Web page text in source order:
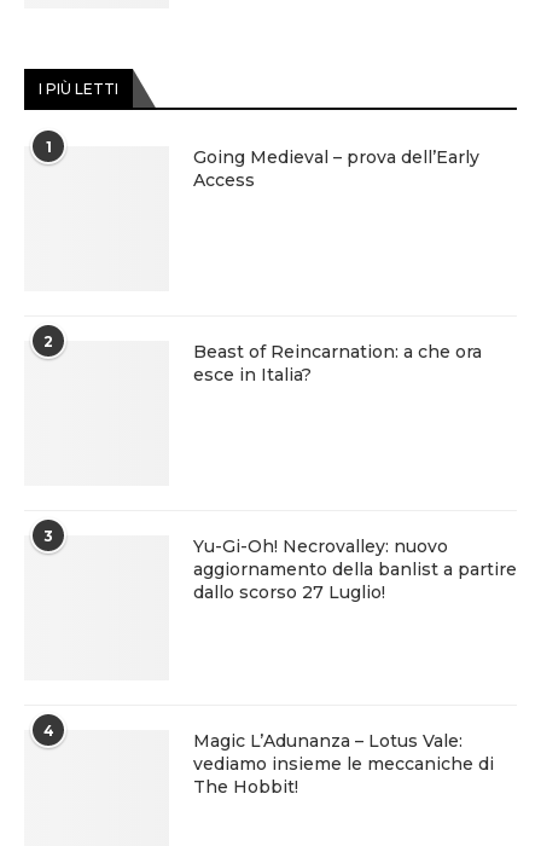
I PIÙ LETTI
1
Going Medieval – prova dell’Early
Access
2
Beast of Reincarnation: a che ora
esce in Italia?
3
Yu-Gi-Oh! Necrovalley: nuovo
aggiornamento della banlist a partire
dallo scorso 27 Luglio!
4
Magic L’Adunanza – Lotus Vale:
vediamo insieme le meccaniche di
The Hobbit!